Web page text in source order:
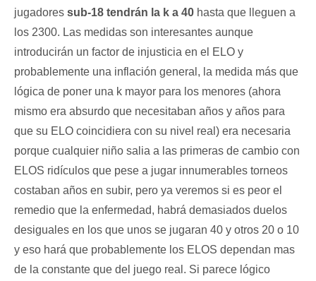
jugadores sub-18 tendrán la k a 40 hasta que lleguen a
los 2300. Las medidas son interesantes aunque
introducirán un factor de injusticia en el ELO y
probablemente una inflación general, la medida más que
lógica de poner una k mayor para los menores (ahora
mismo era absurdo que necesitaban años y años para
que su ELO coincidiera con su nivel real) era necesaria
porque cualquier niño salia a las primeras de cambio con
ELOS ridículos que pese a jugar innumerables torneos
costaban años en subir, pero ya veremos si es peor el
remedio que la enfermedad, habrá demasiados duelos
desiguales en los que unos se jugaran 40 y otros 20 o 10
y eso hará que probablemente los ELOS dependan mas
de la constante que del juego real. Si parece lógico